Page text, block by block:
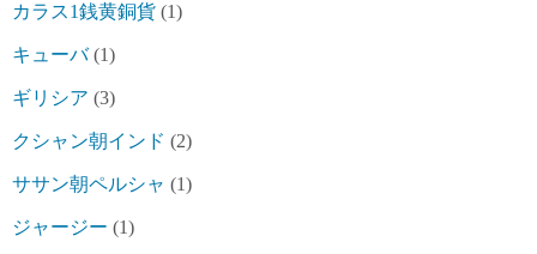
カラス1銭黄銅貨 (1)
キューバ(1)
ギリシア (3)
クシャン朝インド (2)
ササン朝ペルシャ (1)
ジャージー (1)